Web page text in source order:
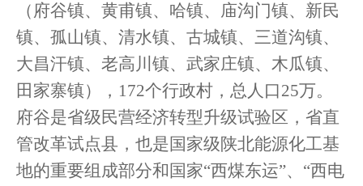
（府谷镇、黄甫镇、哈镇、庙沟门镇、新民
镇、孤山镇、清水镇、古城镇、三道沟镇、
大昌汗镇、老高川镇、武家庄镇、木瓜镇、
田家寨镇），172个行政村，总人口25万。
府谷是省级民营经济转型升级试验区，省直
管改革试点县，也是国家级陕北能源化工基
地的重要组成部分和国家“西煤东运”、“西电